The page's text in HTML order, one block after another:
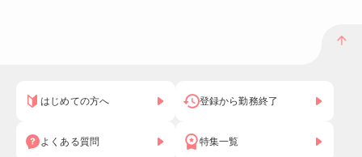
はじめての方へ 登録から勤務終了
よくある質問 特集一覧